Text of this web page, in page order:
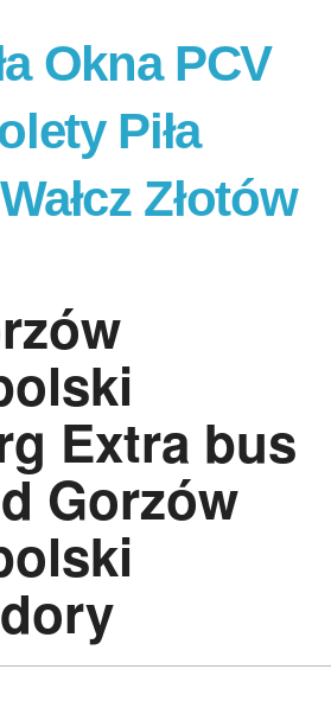
Okna PCV
Piła
Złotów
Extra bus
Gorzów